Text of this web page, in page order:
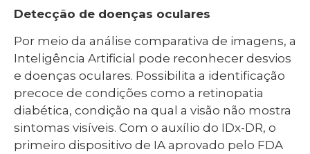
Detecção de doenças oculares
Por meio da análise comparativa de imagens, a
Inteligência Artificial pode reconhecer desvios
e doenças oculares. Possibilita a identificação
precoce de condições como a retinopatia
diabética, condição na qual a visão não mostra
sintomas visíveis. Com o auxílio do IDx-DR, o
primeiro dispositivo de IA aprovado pelo FDA